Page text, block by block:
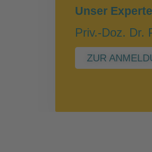
Unser
Priv.-Doz. Dr.
ZUR